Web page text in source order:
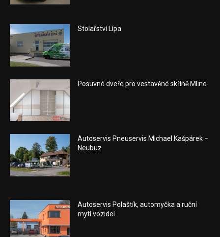
Stolařství Lípa
Posuvné dveře pro vestavěné skříně Mline
Autoservis Pneuservis Michael Kašpárek –
Neubuz
Autoservis Polaštík, automyčka a ruční
mytí vozidel